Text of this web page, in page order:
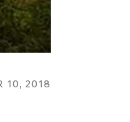
10, 2018